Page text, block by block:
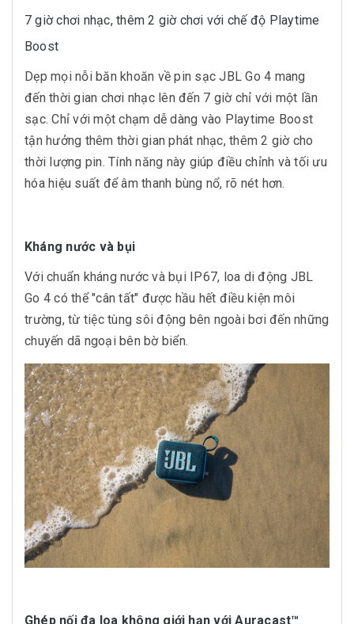
7 giờ chơi nhạc, thêm 2 giờ chơi với chế độ Playtime
Boost
Dẹp mọi nỗi băn khoăn về pin sạc JBL Go 4 mang
đến thời gian chơi nhạc lên đến 7 giờ chỉ với một lần
sạc. Chỉ với một chạm dễ dàng vào Playtime Boost
tận hưởng thêm thời gian phát nhạc, thêm 2 giờ cho
thời lượng pin. Tính năng này giúp điều chỉnh và tối ưu
hóa hiệu suất để âm thanh bùng nổ, rõ nét hơn.
Kháng nước và bụi
Với chuẩn kháng nước và bụi IP67, loa di động JBL
Go 4 có thể "cân tất" được hầu hết điều kiện môi
trường, từ tiệc tùng sôi động bên ngoài bơi đến những
chuyến dã ngoại bên bờ biển.
Ghép nối đa loa không giới hạn với Auracast™